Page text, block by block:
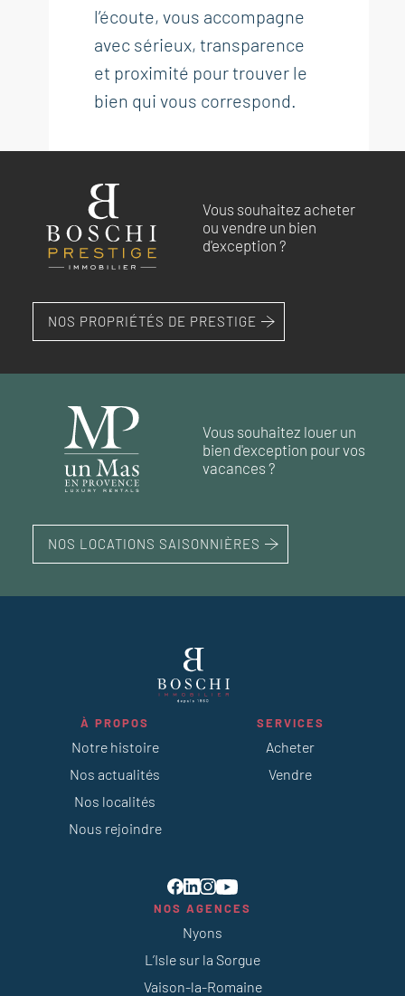
l’écoute, vous accompagne
avec sérieux, transparence
et proximité pour trouver le
bien qui vous correspond.
Vous souhaitez acheter
ou vendre un bien
d'exception ?
NOS PROPRIÉTÉS DE PRESTIGE
Vous souhaitez louer un
bien d'exception pour vos
vacances ?
NOS LOCATIONS SAISONNIÈRES
À PROPOS
Notre histoire
Nos actualités
Nos localités
Nous rejoindre
SERVICES
Acheter
Vendre
NOS AGENCES
Nyons
L’Isle sur la Sorgue
Vaison-la-Romaine